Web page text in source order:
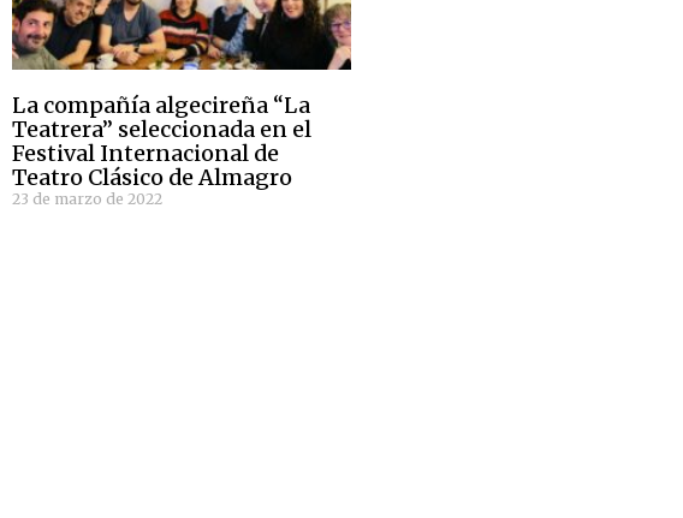
La compañía algecireña “La
Teatrera” seleccionada en el
Festival Internacional de
Teatro Clásico de Almagro
23 de marzo de 2022